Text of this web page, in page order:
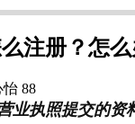
注册？怎
怡 88
业执照提交的资